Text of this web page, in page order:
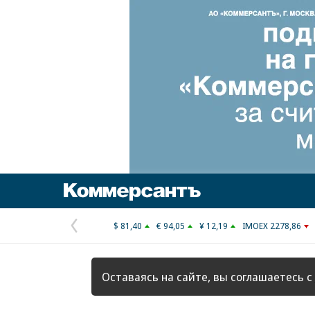
Предыдущая
страница
$ 81,40 € 94,05 ¥ 12,19 IMOEX 2278,86
Оставаясь на сайте, вы соглашаетесь с